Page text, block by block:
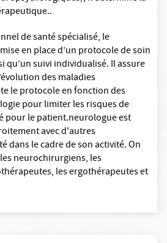
de santé spécialisé, le
en place d’un protocole de soin
qu’un suivi individualisé. Il assure
des maladies
le protocole en fonction des
pour limiter les risques de
pour le patient.neurologue est
avec d'autres
dans le cadre de son activité. On
neurochirurgiens, les
les ergothérapeutes et